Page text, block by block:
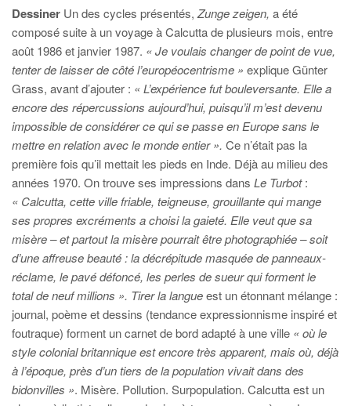
Dessiner Un des cycles présentés, Zunge zeigen, a été
composé suite à un voyage à Calcutta de plusieurs mois, entre
août 1986 et janvier 1987. « Je voulais changer de point de vue,
tenter de laisser de côté l’européocentrisme » explique Günter
Grass, avant d’ajouter : « L’expérience fut bouleversante. Elle a
encore des répercussions aujourd’hui, puisqu’il m’est devenu
impossible de considérer ce qui se passe en Europe sans le
mettre en relation avec le monde entier ». Ce n’était pas la
première fois qu’il mettait les pieds en Inde. Déjà au milieu des
années 1970. On trouve ses impressions dans Le Turbot:
« Calcutta, cette ville friable, teigneuse, grouillante qui mange
ses propres excréments a choisi la gaieté. Elle veut que sa
misère – et partout la misère pourrait être photographiée – soit
d’une affreuse beauté : la décrépitude masquée de panneaux-
réclame, le pavé défoncé, les perles de sueur qui forment le
total de neuf millions ». Tirer la langueest un étonnant mélange :
journal, poème et dessins (tendance expressionnisme inspiré et
foutraque) forment un carnet de bord adapté à une ville « où le
style colonial britannique est encore très apparent, mais où, déjà
à l’époque, près d’un tiers de la population vivait dans des
bidonvilles ». Misère. Pollution. Surpopulation. Calcutta est un